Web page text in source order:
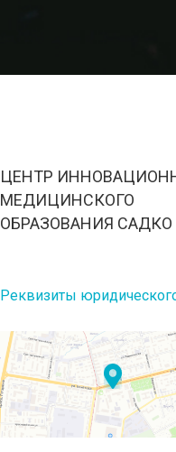
ЦЕНТР
МЕДИЦИНСКОГО
ОБРАЗОВАНИЯ САДКО
Реквизиты